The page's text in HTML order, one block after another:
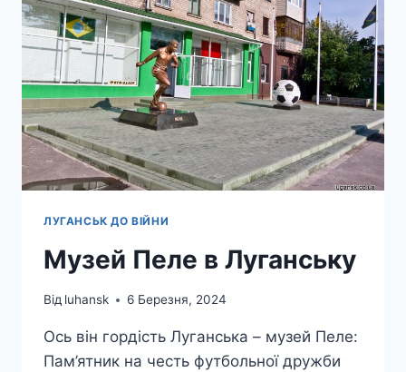
ПРАПОРА
ЛУГАНСЬК ДО ВІЙНИ
Музей Пеле в Луганську
Від luhansk 6 Березня, 2024
Ось він гордість Луганська – музей Пеле:
Пам’ятник на честь футбольної дружби